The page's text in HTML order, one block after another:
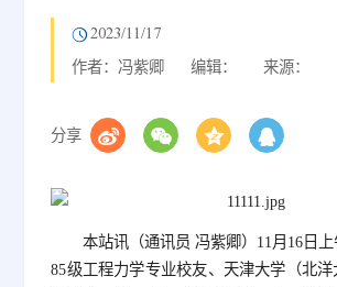
2023/11/17
作者：冯紫卿 编辑： 来源：
分享
本站讯（通讯员 冯紫卿）11月16日
85级工程力学专业校友、天津大学（北